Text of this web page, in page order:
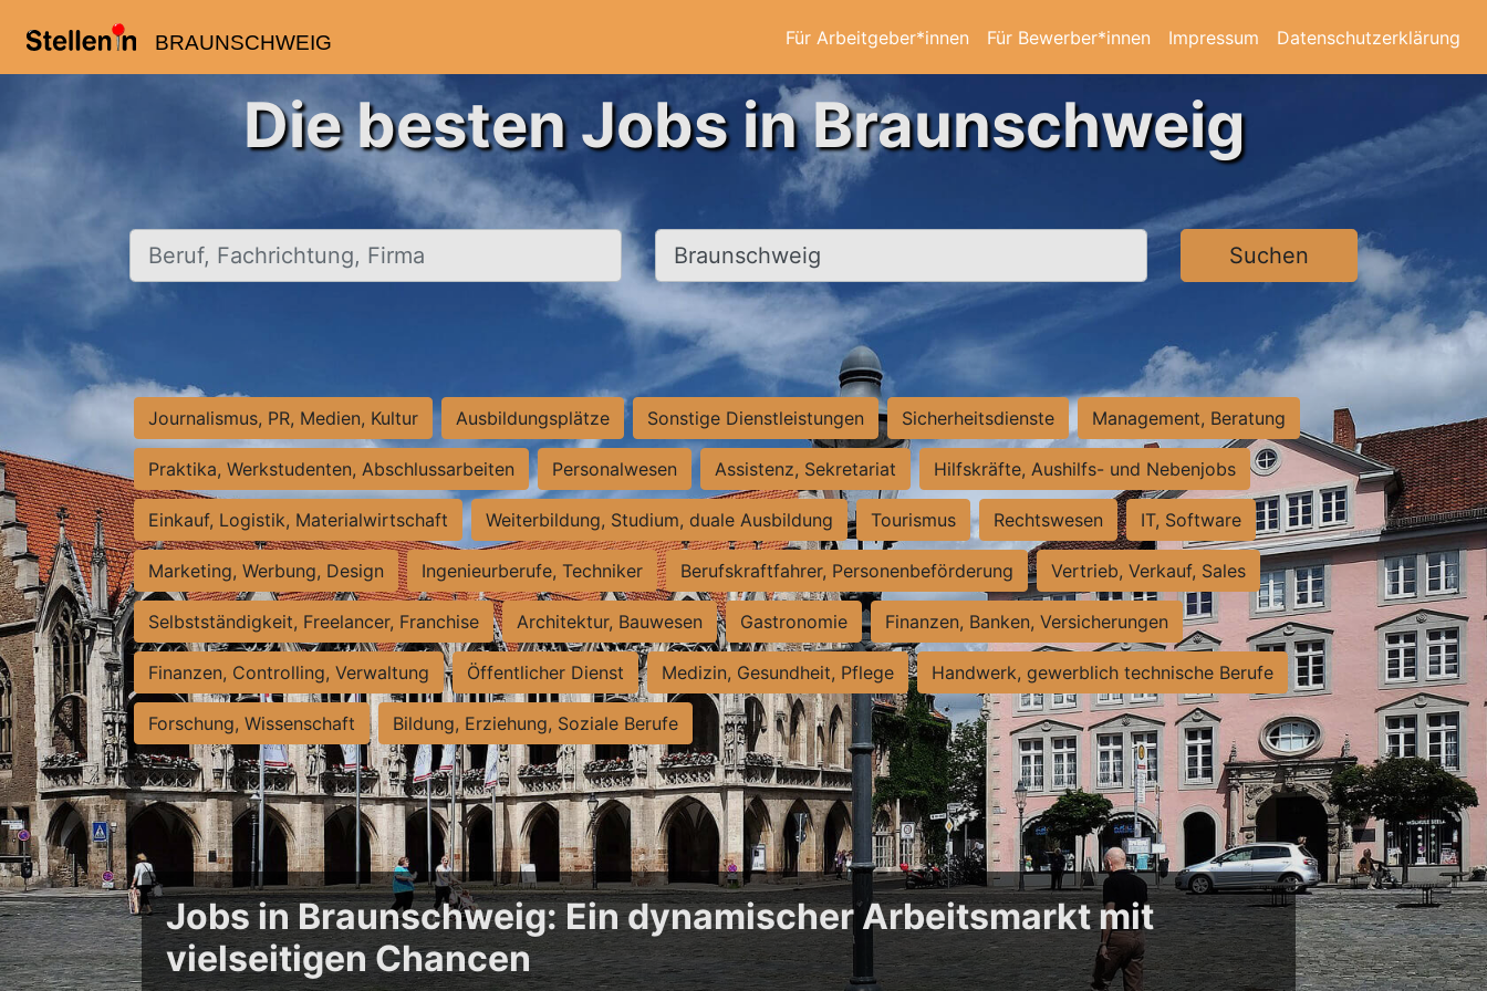
BRAUNSCHWEIG Für Arbeitgeber*innen Für Bewerber*innen Impressum Datenschutzerklärung
Die besten Jobs in Braunschweig
Beruf, Fachrichtung, Firma Ort, Stadt Suchen
Journalismus, PR, Medien, Kultur Ausbildungsplätze Sonstige Dienstleistungen Sicherheitsdienste Management, Beratung
Praktika, Werkstudenten, Abschlussarbeiten Personalwesen Assistenz, Sekretariat Hilfskräfte, Aushilfs- und Nebenjobs
Einkauf, Logistik, Materialwirtschaft Weiterbildung, Studium, duale Ausbildung Tourismus Rechtswesen IT, Software
Marketing, Werbung, Design Ingenieurberufe, Techniker Berufskraftfahrer, Personenbeförderung Vertrieb, Verkauf, Sales
Selbstständigkeit, Freelancer, Franchise Architektur, Bauwesen Gastronomie Finanzen, Banken, Versicherungen
Finanzen, Controlling, Verwaltung Öffentlicher Dienst Medizin, Gesundheit, Pflege Handwerk, gewerblich technische Berufe
Forschung, Wissenschaft Bildung, Erziehung, Soziale Berufe
Jobs in Braunschweig: Ein dynamischer Arbeitsmarkt mit
vielseitigen Chancen